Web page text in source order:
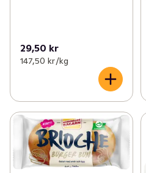
29,50 kr
147,50 kr /kg